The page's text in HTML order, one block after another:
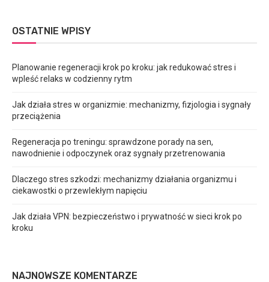
OSTATNIE WPISY
Planowanie regeneracji krok po kroku: jak redukować stres i
wpleść relaks w codzienny rytm
Jak działa stres w organizmie: mechanizmy, fizjologia i sygnały
przeciążenia
Regeneracja po treningu: sprawdzone porady na sen,
nawodnienie i odpoczynek oraz sygnały przetrenowania
Dlaczego stres szkodzi: mechanizmy działania organizmu i
ciekawostki o przewlekłym napięciu
Jak działa VPN: bezpieczeństwo i prywatność w sieci krok po
kroku
NAJNOWSZE KOMENTARZE